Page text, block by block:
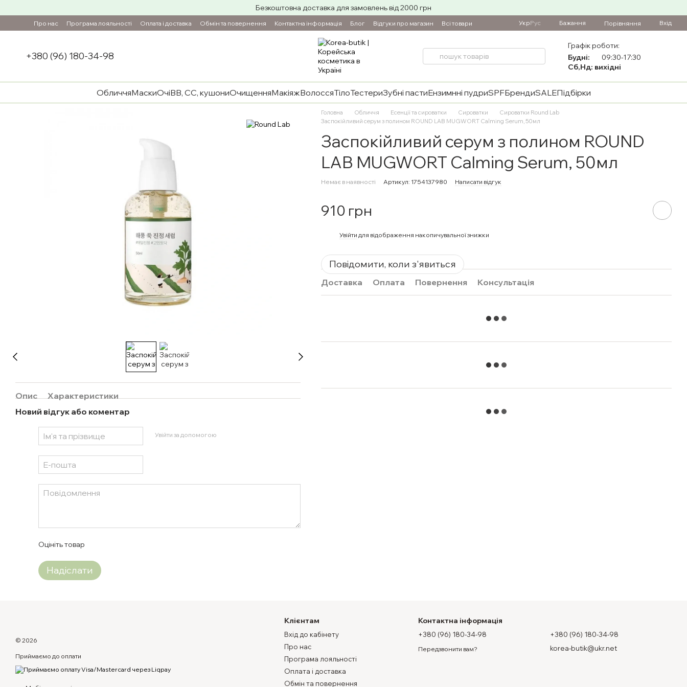
Безкоштовна доставка для замовлень від 2000 грн
Про нас Програма лояльності Оплата і доставка Обмін та повернення Контактна інформація Блог Відгуки про магазин Всі товари УкрРус Бажання Порівняння Вхід
+380 (96) 180-34-98
Графік роботи:
Будні:
09:30-17:30
Сб,Нд: вихідні
ОбличчяМаскиОчіBB, CC, кушониОчищенняМакіяжВолоссяТілоТестериЗубні пастиЕнзимнні пудриSPFБрендиSALEПідбірки
Опис
Характеристики
Новий відгук або коментар
Увійти за допомогою
Оцініть товар
Надіслати
Головна Обличчя Есенції та сироватки Сироватки
Сироватки Round Lab
Заспокійливий серум з полином ROUND LAB MUGWORT Calming Serum, 50мл
Заспокійливий серум з полином ROUND
LAB MUGWORT Calming Serum, 50мл
Немає в наявності Артикул: 1754137980 Написати відгук
910 грн
Увійти для відображення накопичувальної знижки
Повідомити, коли з'явиться
Доставка Оплата Повернення Консультація
© 2026
Приймаємо до оплати
Клієнтам
Вхід до кабінету
Про нас
Програма лояльності
Оплата і доставка
Обмін та повернення
Контактна інформація
+380 (96) 180-34-98
Передзвонити вам?
+380 (96) 180-34-98
korea-butik@ukr.net